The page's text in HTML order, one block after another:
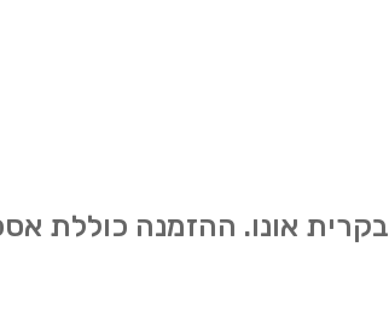
בקרית אונו. ההזמנה כוללת